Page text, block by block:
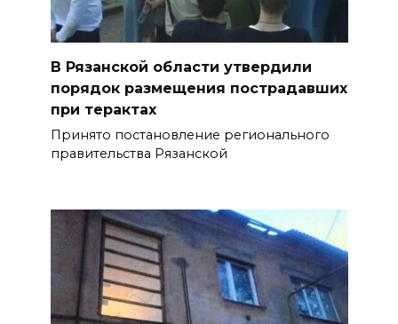
В Рязанской области утвердили
порядок размещения пострадавших
при терактах
Принято постановление регионального
правительства Рязанской